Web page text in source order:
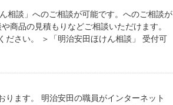
相談」へのご相談が可能です。へのご相談が
商品の見積もりなどご相談いただけます。
ださい。 ＞「明治安田ほけん相談」 受付可
ります。 明治安田の職員がインターネット